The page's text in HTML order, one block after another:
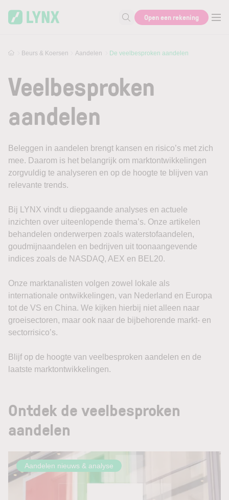
Zoek naar informatie
Open een rekening
Beurs & Koersen Aandelen De veelbesproken aandelen
Veelbesproken
aandelen
Beleggen in aandelen brengt kansen en risico’s met zich
mee. Daarom is het belangrijk om marktontwikkelingen
zorgvuldig te analyseren en op de hoogte te blijven van
relevante trends.
Bij LYNX vindt u diepgaande analyses en actuele
inzichten over uiteenlopende thema’s. Onze artikelen
behandelen onderwerpen zoals waterstofaandelen,
goudmijnaandelen en bedrijven uit toonaangevende
indices zoals de NASDAQ, AEX en BEL20.
Onze marktanalisten volgen zowel lokale als
internationale ontwikkelingen, van Nederland en Europa
tot de VS en China. We kijken hierbij niet alleen naar
groeisectoren, maar ook naar de bijbehorende markt- en
sectorrisico’s.
Blijf op de hoogte van veelbesproken aandelen en de
laatste marktontwikkelingen.
Ontdek de veelbesproken
aandelen
Aandelen nieuws & analyse